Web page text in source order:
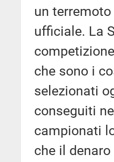
un
ufficiale. La
che sono i
selezionati
conseguiti
campionati
che il